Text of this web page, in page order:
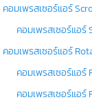
คอมเพรสเซอร์แอร์
คอมเพรสเซอร์แอร์
คอมเพรสเซอร์แอร์
คอมเพรสเซอร์แอร์
คอมเพรสเซอร์แอร์